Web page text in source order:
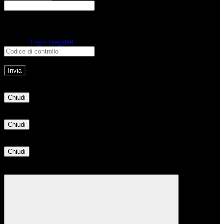
Login Spaggiari
Chiudi
Chiudi
Chiudi